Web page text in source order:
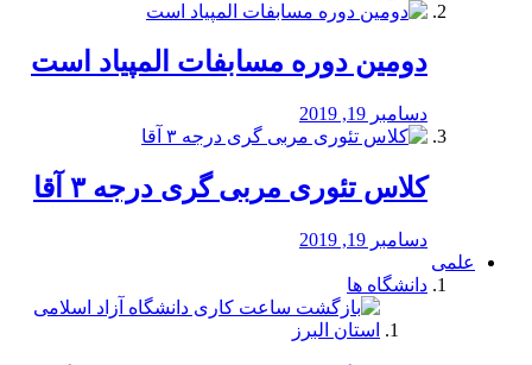
دومین دوره مسابفات المپیاد است
دسامبر 19, 2019
کلاس تئوری مربی گری درجه ۳ آقا
دسامبر 19, 2019
علمی
دانشگاه ها